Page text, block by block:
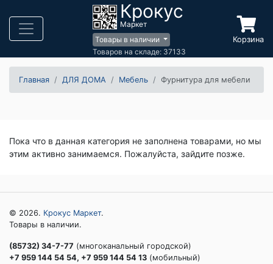
Крокус
Маркет
Товары в наличии
Товаров на складе: 37133
Корзина
Главная ДЛЯ ДОМА Мебель Фурнитура для мебели
Пока что в данная категория не заполнена товарами, но мы
этим активно занимаемся. Пожалуйста, зайдите позже.
© 2026. Крокус Маркет.
Товары в наличии.
(85732) 34-7-77 (многоканальный городской)
+7 959 144 54 54, +7 959 144 54 13 (мобильный)